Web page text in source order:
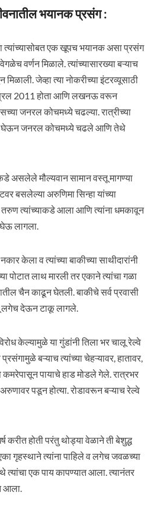
भयानक प्रसंग :
त्यांच्यासोबत एक खूपच भयानक असा प्रसंग
वर्णन मिळाले. त्यांच्यासारख्या बऱ्याच
मिळाली. जेव्हा त्या नोकरीच्या इंटरव्यूसाठी
2011 होता आणि लखनऊ वरून
जनरल कोचमध्ये चढल्या. रात्रीच्या
घेऊन जनरल कोचमध्ये चढले आणि तेथे
असलेले मौल्यवान सामान वस्तू मागण्या
बसलेल्या अरुणिमा सिन्हा यांच्या
त्यांच्याकडे आला आणि त्यांना धमकावून
लागला.
केला व त्यांच्या बाकीच्या साथीदारांनी
पोटात लाथ मारली तर एकाने त्यांचा गळा
चैन काढून घेतली. बाकीचे सर्व प्रवासी
लगेच देऊन टाकू लागले.
केल्यामुळे या गुंडांनी तिला भर चालू रेल्वे
बऱ्याच त्यांच्या चेहऱ्यावर, हातावर,
कमरेपासून पायाचे हाड मोडले गेले. रात्रभर
पडून होत्या. रोडावरून बऱ्याच रेल्वे
करीत होती परंतु थोड्या वेळाने ती बेशुद्ध
गृहस्थाने त्यांना पाहिले व लगेच जवळच्या
त्यांचा एक पाय कापण्यात आला. त्यानंतर
आला.